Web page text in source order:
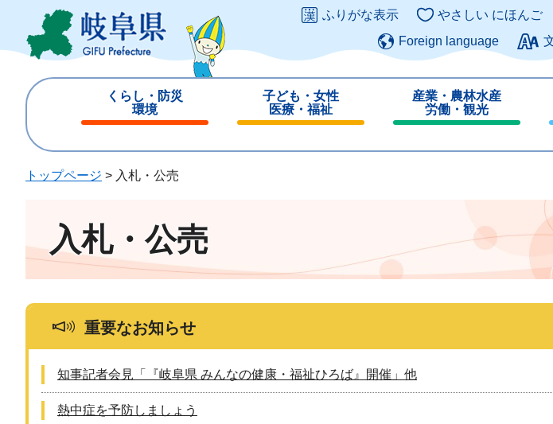
ジ
ュ
このページ
ふりがな表示 やさしい にほんご
Foreign language
くらし・防災
環境
じ
子ども・女性
医療・福祉
じ
産業・農林水産
労働・観光
じ
トップページ > 入札・公売
入札・公売
重要なお知らせ
知事記者会見「『岐阜県 みんなの健康・福祉ひろば』開催」他
熱中症を予防しましょう